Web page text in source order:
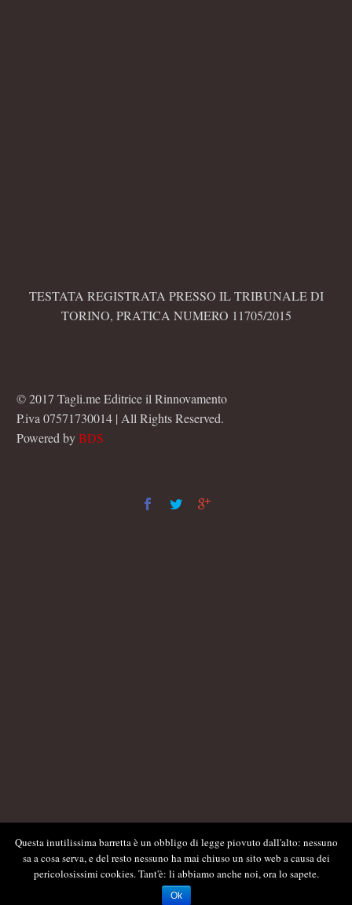
TESTATA REGISTRATA PRESSO IL TRIBUNALE DI
TORINO, PRATICA NUMERO 11705/2015
© 2017 Tagli.me Editrice il Rinnovamento
P.iva 07571730014 | All Rights Reserved.
Powered byBDS
Questa inutilissima barretta è un obbligo di legge piovuto dall'alto: nessuno
sa a cosa serva, e del resto nessuno ha mai chiuso un sito web a causa dei
pericolosissimi cookies. Tant'è: li abbiamo anche noi, ora lo sapete.
Ok